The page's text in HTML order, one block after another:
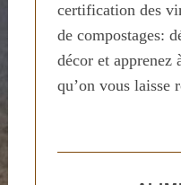
certification des
de compostages:
décor et apprenez
qu’on vous laisse